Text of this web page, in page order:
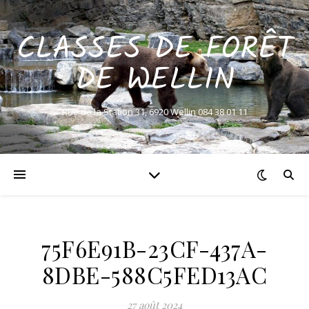
CLASSES DE FORÊT
DE WELLIN
Rue de la Station 31, 6920 Wellin 084 38 01 11
75F6E91B-23CF-437A-
8DBE-588C5FED13AC
27 août 2024